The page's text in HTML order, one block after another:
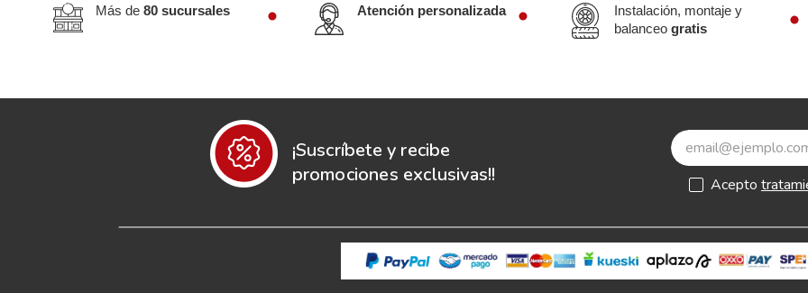
Más de 80 sucursales Atención personalizada
Instalación, montaje y
balanceogratis
¡Suscríbete y recibe
promociones exclusivas!!
Acepto